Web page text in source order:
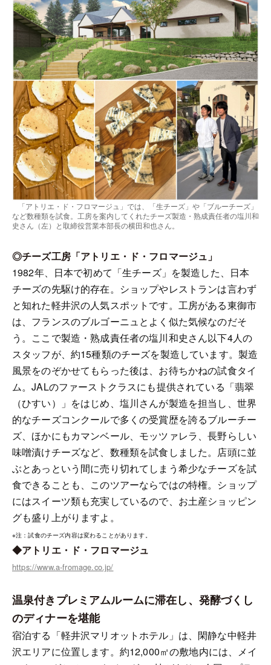
「アトリエ・ド・フロマージュ」では、「生チーズ」や「ブルーチーズ」
など数種類を試食。工房を案内してくれたチーズ製造・熟成責任者の塩川和
史さん（左）と取締役営業本部長の横田和也さん。
◎チーズ工房「アトリエ・ド・フロマージュ」
1982年、日本で初めて「生チーズ」を製造した、日本
チーズの先駆け的存在。ショップやレストランは言わず
と知れた軽井沢の人気スポットです。工房がある東御市
は、フランスのブルゴーニュとよく似た気候なのだそ
う。ここで製造・熟成責任者の塩川和史さん以下4人の
スタッフが、約15種類のチーズを製造しています。製造
風景をのぞかせてもらった後は、お待ちかねの試食タイ
ム。JALのファーストクラスにも提供されている「翡翠
（ひすい）」をはじめ、塩川さんが製造を担当し、世界
的なチーズコンクールで多くの受賞歴を誇るブルーチー
ズ、ほかにもカマンベール、モッツァレラ、長野らしい
味噌漬けチーズなど、数種類を試食しました。店頭に並
ぶとあっという間に売り切れてしまう希少なチーズを試
食できることも、このツアーならではの特権。ショップ
にはスイーツ類も充実しているので、お土産ショッピン
グも盛り上がりますよ。
※注：試食のチーズ内容は変わることがあります。
◆アトリエ・ド・フロマージュ
https://www.a-fromage.co.jp/
温泉付きプレミアムルームに滞在し、発酵づくし
のディナーを堪能
宿泊する「軽井沢マリオットホテル」は、閑静な中軽井
沢エリアに位置します。約12,000㎡の敷地内には、メイ